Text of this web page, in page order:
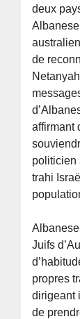
deux
de
affirmant
politicien
trahi
Juifs
propres
dirigeant
de